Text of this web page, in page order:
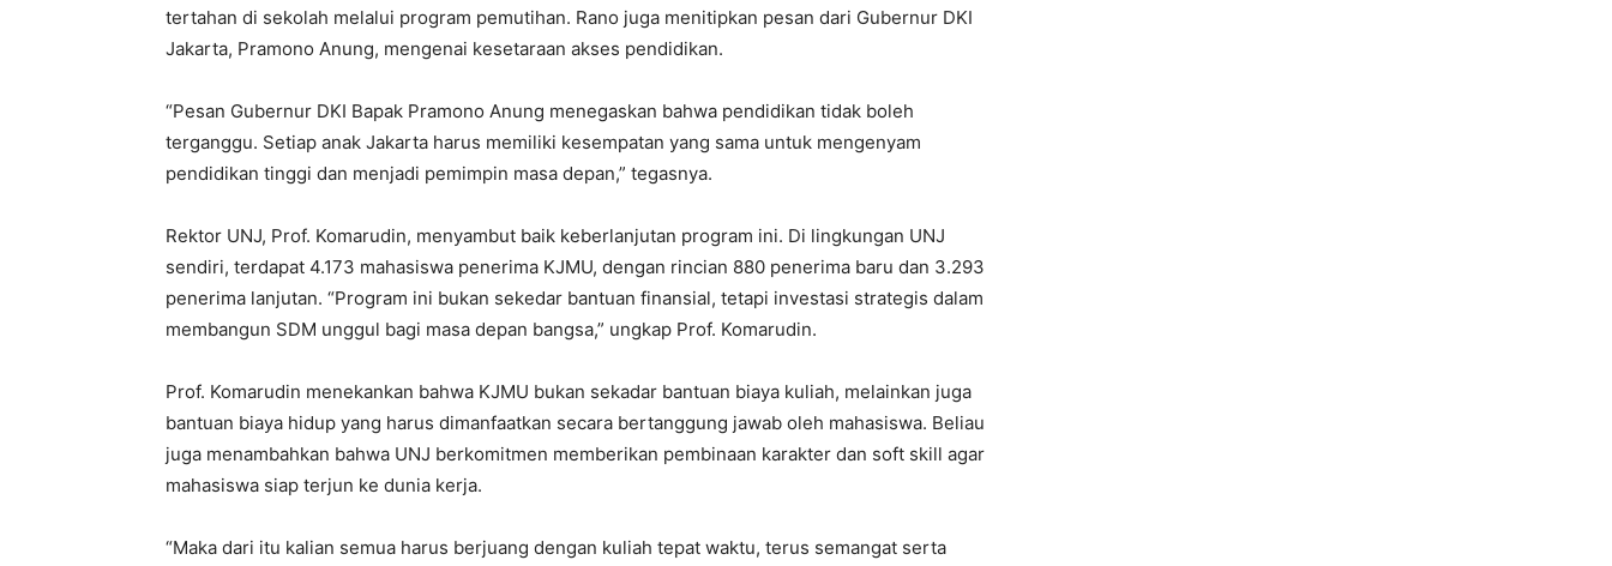
tertahan di sekolah melalui program pemutihan. Rano juga menitipkan pesan dari Gubernur DKI
Jakarta, Pramono Anung, mengenai kesetaraan akses pendidikan.
“Pesan Gubernur DKI Bapak Pramono Anung menegaskan bahwa pendidikan tidak boleh
terganggu. Setiap anak Jakarta harus memiliki kesempatan yang sama untuk mengenyam
pendidikan tinggi dan menjadi pemimpin masa depan,” tegasnya.
Rektor UNJ, Prof. Komarudin, menyambut baik keberlanjutan program ini. Di lingkungan UNJ
sendiri, terdapat 4.173 mahasiswa penerima KJMU, dengan rincian 880 penerima baru dan 3.293
penerima lanjutan. “Program ini bukan sekedar bantuan finansial, tetapi investasi strategis dalam
membangun SDM unggul bagi masa depan bangsa,” ungkap Prof. Komarudin.
Prof. Komarudin menekankan bahwa KJMU bukan sekadar bantuan biaya kuliah, melainkan juga
bantuan biaya hidup yang harus dimanfaatkan secara bertanggung jawab oleh mahasiswa. Beliau
juga menambahkan bahwa UNJ berkomitmen memberikan pembinaan karakter dan soft skill agar
mahasiswa siap terjun ke dunia kerja.
“Maka dari itu kalian semua harus berjuang dengan kuliah tepat waktu, terus semangat serta